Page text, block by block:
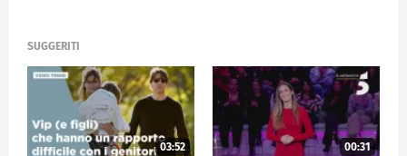
SUGGERITI
03:52 00:31